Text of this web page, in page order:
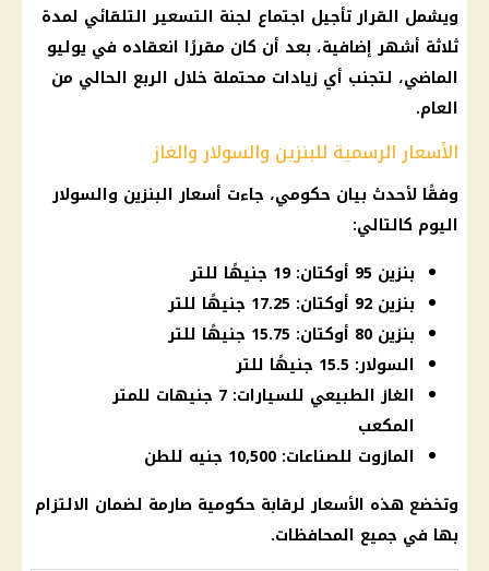
ويشمل القرار تأجيل اجتماع لجنة التسعير التلقائي لمدة
ثلاثة أشهر إضافية، بعد أن كان مقررًا انعقاده في يوليو
الماضي، لتجنب أي زيادات محتملة خلال الربع الحالي من
العام.
الأسعار الرسمية للبنزين والسولار والغاز
وفقًا لأحدث بيان حكومي، جاءت أسعار البنزين والسولار
اليوم كالتالي:
بنزين 95 أوكتان: 19 جنيهًا للتر
بنزين 92 أوكتان: 17.25 جنيهًا للتر
بنزين 80 أوكتان: 15.75 جنيهًا للتر
السولار: 15.5 جنيهًا للتر
الغاز الطبيعي للسيارات: 7 جنيهات للمتر
المكعب
المازوت للصناعات: 10,500 جنيه للطن
وتخضع هذه الأسعار لرقابة حكومية صارمة لضمان الالتزام
بها في جميع المحافظات.